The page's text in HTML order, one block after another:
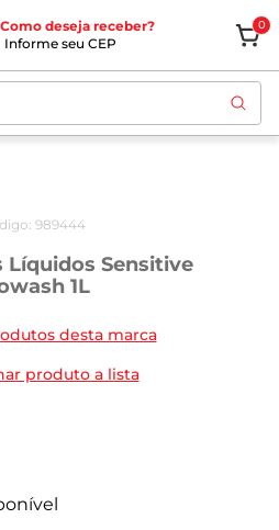
Como deseja receber?
Informe seu CEP
0
: 989444
Líquidos Sensitive
1L
desta marca
produto a lista